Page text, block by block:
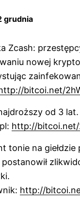
grudnia
Zcash:
nowej
bitcoi.net/
od 3 lat.
http://bitcoi.net/
tonie na giełdzie
http://